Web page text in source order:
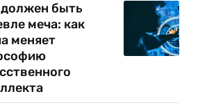
быть
меча: как
меняет